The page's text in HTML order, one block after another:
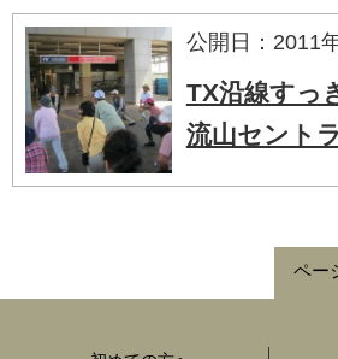
公開日：2011
TX沿線すっ
流山セント
ペー